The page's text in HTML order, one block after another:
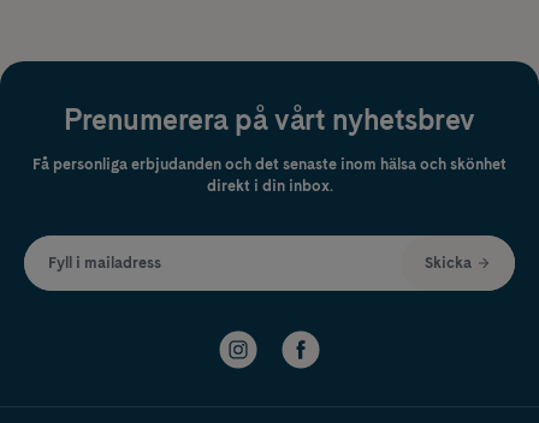
Prenumerera på vårt nyhetsbrev
Få personliga erbjudanden och det senaste inom hälsa och skönhet
direkt i din inbox.
Fyll i mailadress Skicka